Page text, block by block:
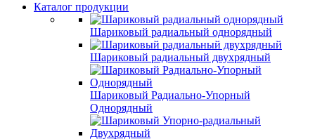
Каталог продукции
Шариковый радиальный однорядный
Шариковый радиальный двухрядный
Шариковый Радиально-Упорный
Однорядный